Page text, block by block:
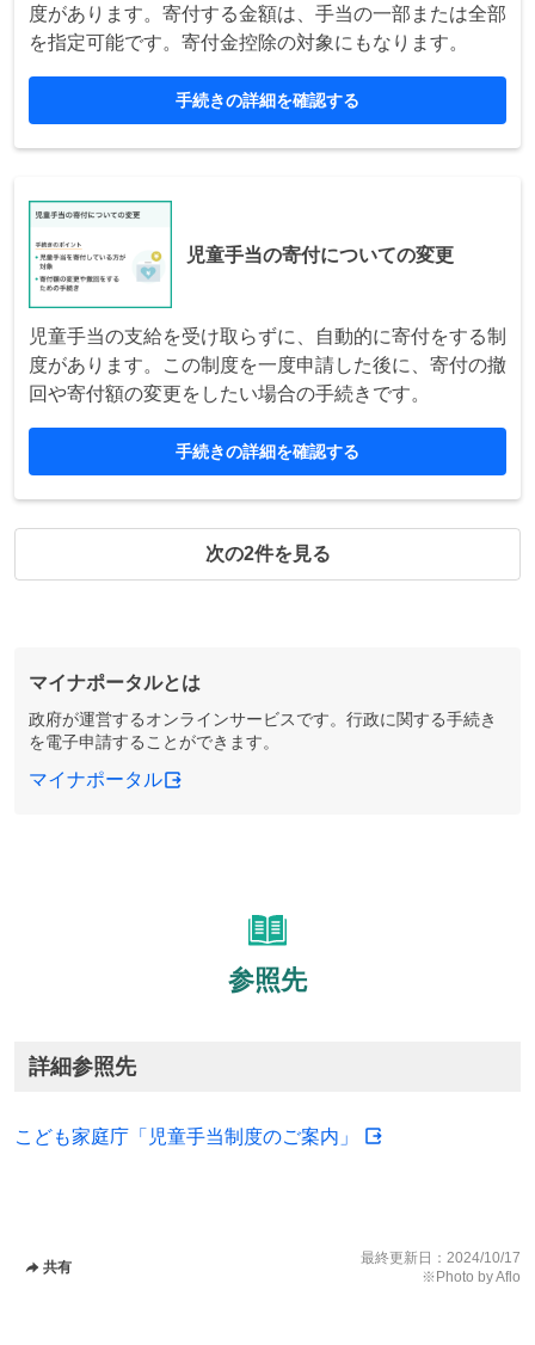
度があります。寄付する金額は、手当の一部または全部
を指定可能です。寄付金控除の対象にもなります。
手続きの詳細を確認する
児童手当の寄付についての変更
児童手当の支給を受け取らずに、自動的に寄付をする制
度があります。この制度を一度申請した後に、寄付の撤
回や寄付額の変更をしたい場合の手続きです。
手続きの詳細を確認する
次の2件を見る
マイナポータルとは
政府が運営するオンラインサービスです。行政に関する手続き
を電子申請することができます。
マイナポータル
参照先
詳細参照先
こども家庭庁「児童手当制度のご案内」
共有
最終更新日： 2024/10/17
※Photo by Aflo